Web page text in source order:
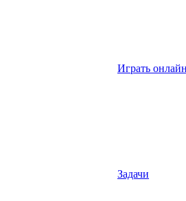
Играть онлайн
Задачи